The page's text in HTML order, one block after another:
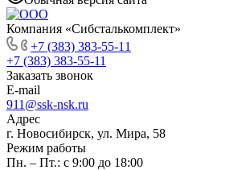
Компания «Сибсталькомплект»
+7 (383) 383-55-11
+7 (383) 383-55-11
Заказать звонок
E-mail
911@ssk-nsk.ru
Адрес
г. Новосибирск, ул. Мира, 58
Режим работы
Пн. – Пт.: с 9:00 до 18:00